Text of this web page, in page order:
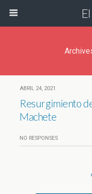
ABRIL 24, 2021
Resurgimiento
Machete
NO RESPONSES